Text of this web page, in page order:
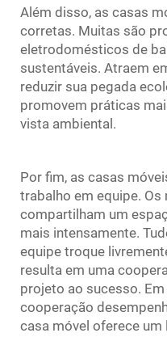
Além disso, as casas
corretas. Muitas são
eletrodomésticos de
sustentáveis. Atraem
reduzir sua pegada
promovem práticas
vista ambiental.
Por fim, as casas
trabalho em equipe.
compartilham um
mais intensamente.
equipe troque
resulta em uma
projeto ao sucesso.
cooperação
casa móvel oferece